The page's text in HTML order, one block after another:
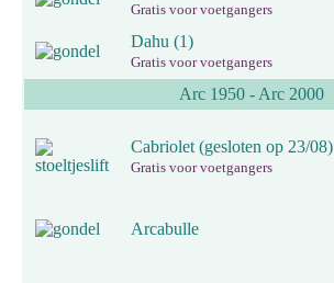
Gratis voor voetgangers
Dahu (1)
Gratis voor voetgangers
Arc 1950 - Arc 2000
Cabriolet (gesloten op 23/08)
Gratis voor voetgangers
Arcabulle